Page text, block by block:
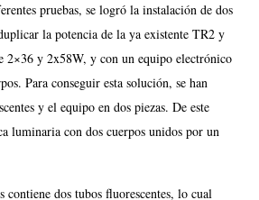
pruebas, se logró la instalación de dos
la potencia de la ya existente TR2 y
2×36 y 2x58W, y con un equipo electrónico
Para conseguir esta solución, se han
y el equipo en dos piezas. De este
luminaria con dos cuerpos unidos por un
dos tubos fluorescentes, lo cual